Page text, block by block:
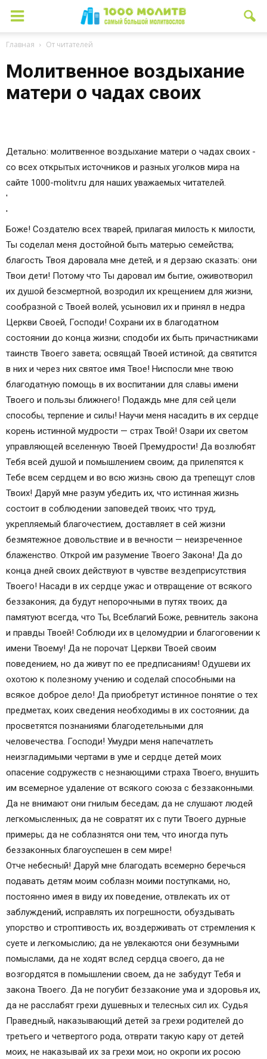
Главная От читателей
Молитвенное воздыхание
матери о чадах своих
Детально: молитвенное воздыхание матери о чадах своих -
со всех открытых источников и разных уголков мира на
сайте 1000-molitv.ru для наших уважаемых читателей.
'
'
Боже! Создателю всех тварей, прилагая милость к милости,
Ты соделал меня достойной быть матерью семейства;
благость Твоя даровала мне детей, и я дерзаю сказать: они
Твои дети! Потому что Ты даровал им бытие, оживотворил
их душой безсмертной, возродил их крещением для жизни,
сообразной с Твоей волей, усыновил их и принял в недра
Церкви Своей, Господи! Сохрани их в благодатном
состоянии до конца жизни; сподоби их быть причастниками
таинств Твоего завета; освящай Твоей истиной; да святится
в них и через них святое имя Твое! Ниспосли мне твою
благодатную помощь в их воспитании для славы имени
Твоего и пользы ближнего! Подаждь мне для сей цели
способы, терпение и силы! Научи меня насадить в их сердце
корень истинной мудрости — страх Твой! Озари их светом
управляющей вселенную Твоей Премудрости! Да возлюбят
Тебя всей душой и помышлением своим; да прилепятся к
Тебе всем сердцем и во всю жизнь свою да трепещут слов
Твоих! Даруй мне разум убедить их, что истинная жизнь
состоит в соблюдении заповедей твоих; что труд,
укрепляемый благочестием, доставляет в сей жизни
безмятежное довольствие и в вечности — неизреченное
блаженство. Открой им разумение Твоего Закона! Да до
конца дней своих действуют в чувстве вездеприсутствия
Твоего! Насади в их сердце ужас и отвращение от всякого
беззакония; да будут непорочными в путях твоих; да
памятуют всегда, что Ты, Всеблагий Боже, ревнитель закона
и правды Твоей! Соблюди их в целомудрии и благоговении к
имени Твоему! Да не порочат Церкви Твоей своим
поведением, но да живут по ее предписаниям! Одушеви их
охотою к полезному учению и соделай способными на
всякое доброе дело! Да приобретут истинное понятие о тех
предметах, коих сведения необходимы в их состоянии; да
просветятся познаниями благодетельными для
человечества. Господи! Умудри меня напечатлеть
неизгладимыми чертами в уме и сердце детей моих
опасение содружеств с незнающими страха Твоего, внушить
им всемерное удаление от всякого союза с беззаконными.
Да не внимают они гнилым беседам; да не слушают людей
легкомысленных; да не совратят их с пути Твоего дурные
примеры; да не соблазнятся они тем, что иногда путь
беззаконных благоуспешен в сем мире!
Отче небесный! Даруй мне благодать всемерно беречься
подавать детям моим соблазн моими поступками, но,
постоянно имея в виду их поведение, отвлекать их от
заблуждений, исправлять их погрешности, обуздывать
упорство и строптивость их, воздерживать от стремления к
суете и легкомыслию; да не увлекаются они безумными
помыслами, да не ходят вслед сердца своего, да не
возгордятся в помышлении своем, да не забудут Тебя и
закона Твоего. Да не погубит беззаконие ума и здоровья их,
да не расслабят грехи душевных и телесных сил их. Судья
Праведный, наказывающий детей за грехи родителей до
третьего и четвертого рода, отврати такую кару от детей
моих, не наказывай их за грехи мои; но окропи их росою